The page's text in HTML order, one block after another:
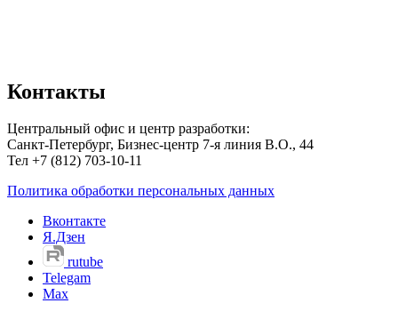
Контакты
Центральный офис и центр разработки:
Санкт-Петербург, Бизнес-центр 7-я линия В.О., 44
Тел +7 (812) 703-10-11
Политика обработки персональных данных
Вконтакте
Я.Дзен
rutube
Telegam
Max